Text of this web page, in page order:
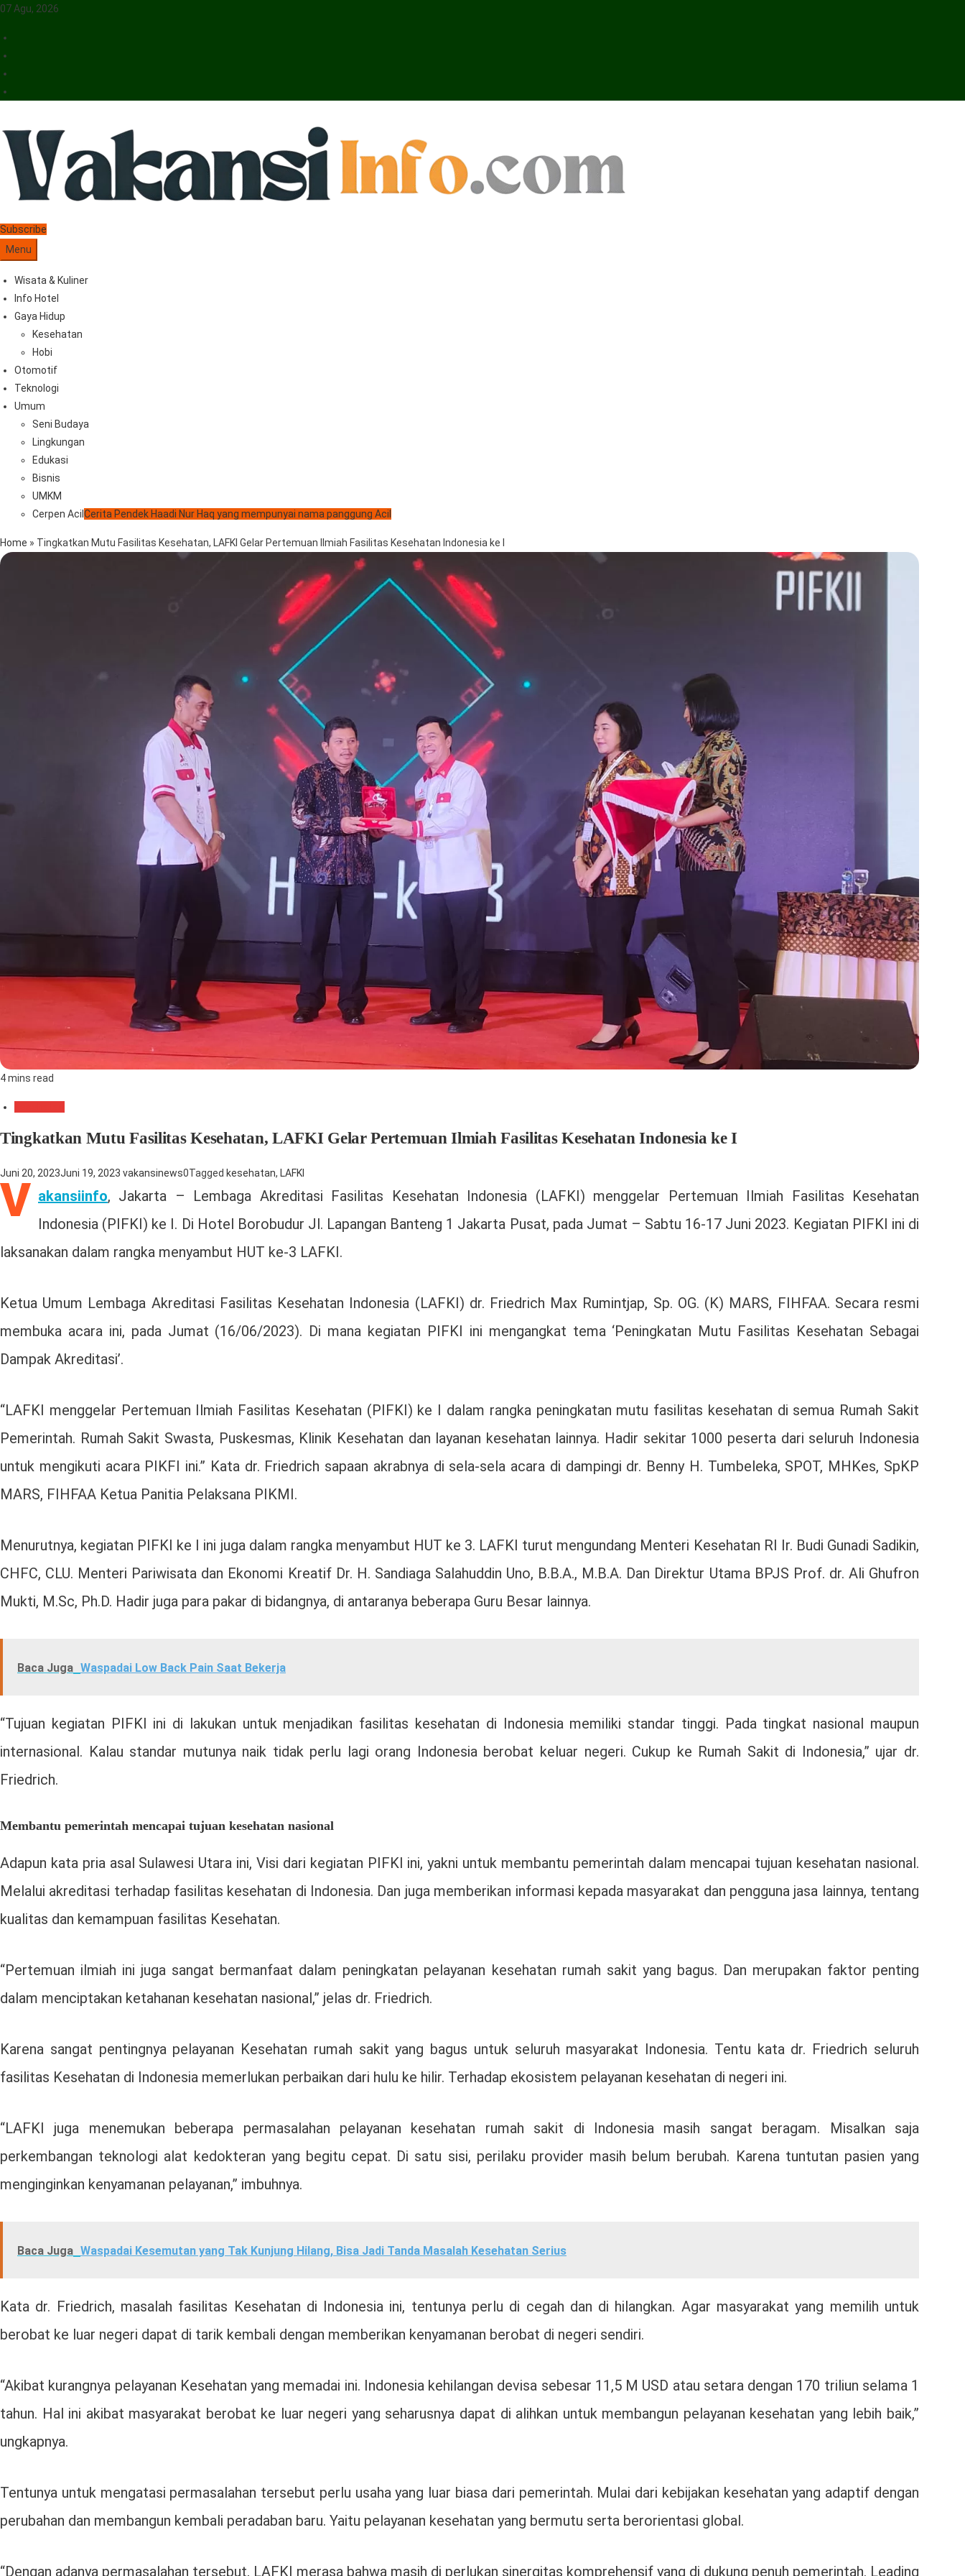
07 Agu, 2026
Vakansiinfo
Menyajikan Berita Serta Informasi Seputar Pariwisata Dan Hotel
Subscribe
Menu
Wisata & Kuliner
Info Hotel
Gaya Hidup
Kesehatan
Hobi
Otomotif
Teknologi
Umum
Seni Budaya
Lingkungan
Edukasi
Bisnis
UMKM
Cerpen Acil Cerita Pendek Haadi Nur Haq yang mempunyai nama panggung Acil
Home » Tingkatkan Mutu Fasilitas Kesehatan, LAFKI Gelar Pertemuan Ilmiah Fasilitas Kesehatan Indonesia ke I
4 mins read
Tingkatkan Mutu Fasilitas Kesehatan, LAFKI Gelar Pertemuan Ilmiah Fasilitas Kesehatan Indonesia ke I
Juni 20, 2023Juni 19, 2023 vakansinews0Tagged kesehatan, LAFKI
V akansiinfo, Jakarta – Lembaga Akreditasi Fasilitas Kesehatan Indonesia (LAFKI) menggelar Pertemuan Ilmiah Fasilitas Kesehatan
Indonesia (PIFKI) ke I. Di Hotel Borobudur Jl. Lapangan Banteng 1 Jakarta Pusat, pada Jumat – Sabtu 16-17 Juni 2023. Kegiatan PIFKI ini di
laksanakan dalam rangka menyambut HUT ke-3 LAFKI.
Ketua Umum Lembaga Akreditasi Fasilitas Kesehatan Indonesia (LAFKI) dr. Friedrich Max Rumintjap, Sp. OG. (K) MARS, FIHFAA. Secara resmi
membuka acara ini, pada Jumat (16/06/2023). Di mana kegiatan PIFKI ini mengangkat tema ‘Peningkatan Mutu Fasilitas Kesehatan Sebagai
Dampak Akreditasi’.
“LAFKI menggelar Pertemuan Ilmiah Fasilitas Kesehatan (PIFKI) ke I dalam rangka peningkatan mutu fasilitas kesehatan di semua Rumah Sakit
Pemerintah. Rumah Sakit Swasta, Puskesmas, Klinik Kesehatan dan layanan kesehatan lainnya. Hadir sekitar 1000 peserta dari seluruh Indonesia
untuk mengikuti acara PIKFI ini.” Kata dr. Friedrich sapaan akrabnya di sela-sela acara di dampingi dr. Benny H. Tumbeleka, SPOT, MHKes, SpKP
MARS, FIHFAA Ketua Panitia Pelaksana PIKMI.
Menurutnya, kegiatan PIFKI ke I ini juga dalam rangka menyambut HUT ke 3. LAFKI turut mengundang Menteri Kesehatan RI Ir. Budi Gunadi Sadikin,
CHFC, CLU. Menteri Pariwisata dan Ekonomi Kreatif Dr. H. Sandiaga Salahuddin Uno, B.B.A., M.B.A. Dan Direktur Utama BPJS Prof. dr. Ali Ghufron
Mukti, M.Sc, Ph.D. Hadir juga para pakar di bidangnya, di antaranya beberapa Guru Besar lainnya.
Baca Juga Waspadai Low Back Pain Saat Bekerja
“Tujuan kegiatan PIFKI ini di lakukan untuk menjadikan fasilitas kesehatan di Indonesia memiliki standar tinggi. Pada tingkat nasional maupun
internasional. Kalau standar mutunya naik tidak perlu lagi orang Indonesia berobat keluar negeri. Cukup ke Rumah Sakit di Indonesia,” ujar dr.
Friedrich.
Membantu pemerintah mencapai tujuan kesehatan nasional
Adapun kata pria asal Sulawesi Utara ini, Visi dari kegiatan PIFKI ini, yakni untuk membantu pemerintah dalam mencapai tujuan kesehatan nasional.
Melalui akreditasi terhadap fasilitas kesehatan di Indonesia. Dan juga memberikan informasi kepada masyarakat dan pengguna jasa lainnya, tentang
kualitas dan kemampuan fasilitas Kesehatan.
“Pertemuan ilmiah ini juga sangat bermanfaat dalam peningkatan pelayanan kesehatan rumah sakit yang bagus. Dan merupakan faktor penting
dalam menciptakan ketahanan kesehatan nasional,” jelas dr. Friedrich.
Karena sangat pentingnya pelayanan Kesehatan rumah sakit yang bagus untuk seluruh masyarakat Indonesia. Tentu kata dr. Friedrich seluruh
fasilitas Kesehatan di Indonesia memerlukan perbaikan dari hulu ke hilir. Terhadap ekosistem pelayanan kesehatan di negeri ini.
“LAFKI juga menemukan beberapa permasalahan pelayanan kesehatan rumah sakit di Indonesia masih sangat beragam. Misalkan saja
perkembangan teknologi alat kedokteran yang begitu cepat. Di satu sisi, perilaku provider masih belum berubah. Karena tuntutan pasien yang
menginginkan kenyamanan pelayanan,” imbuhnya.
Baca Juga Waspadai Kesemutan yang Tak Kunjung Hilang, Bisa Jadi Tanda Masalah Kesehatan Serius
Kata dr. Friedrich, masalah fasilitas Kesehatan di Indonesia ini, tentunya perlu di cegah dan di hilangkan. Agar masyarakat yang memilih untuk
berobat ke luar negeri dapat di tarik kembali dengan memberikan kenyamanan berobat di negeri sendiri.
“Akibat kurangnya pelayanan Kesehatan yang memadai ini. Indonesia kehilangan devisa sebesar 11,5 M USD atau setara dengan 170 triliun selama 1
tahun. Hal ini akibat masyarakat berobat ke luar negeri yang seharusnya dapat di alihkan untuk membangun pelayanan kesehatan yang lebih baik,”
ungkapnya.
Tentunya untuk mengatasi permasalahan tersebut perlu usaha yang luar biasa dari pemerintah. Mulai dari kebijakan kesehatan yang adaptif dengan
perubahan dan membangun kembali peradaban baru. Yaitu pelayanan kesehatan yang bermutu serta berorientasi global.
“Dengan adanya permasalahan tersebut, LAFKI merasa bahwa masih di perlukan sinergitas komprehensif yang di dukung penuh pemerintah. Leading